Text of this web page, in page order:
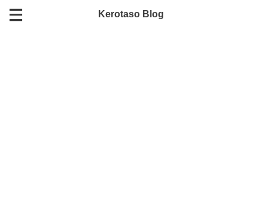
Kerotaso Blog